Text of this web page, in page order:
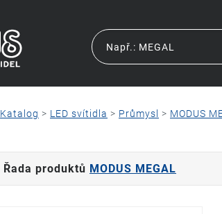
Katalog > LED svítidla > Průmysl > MODUS
Řada produktů MODUS MEGAL